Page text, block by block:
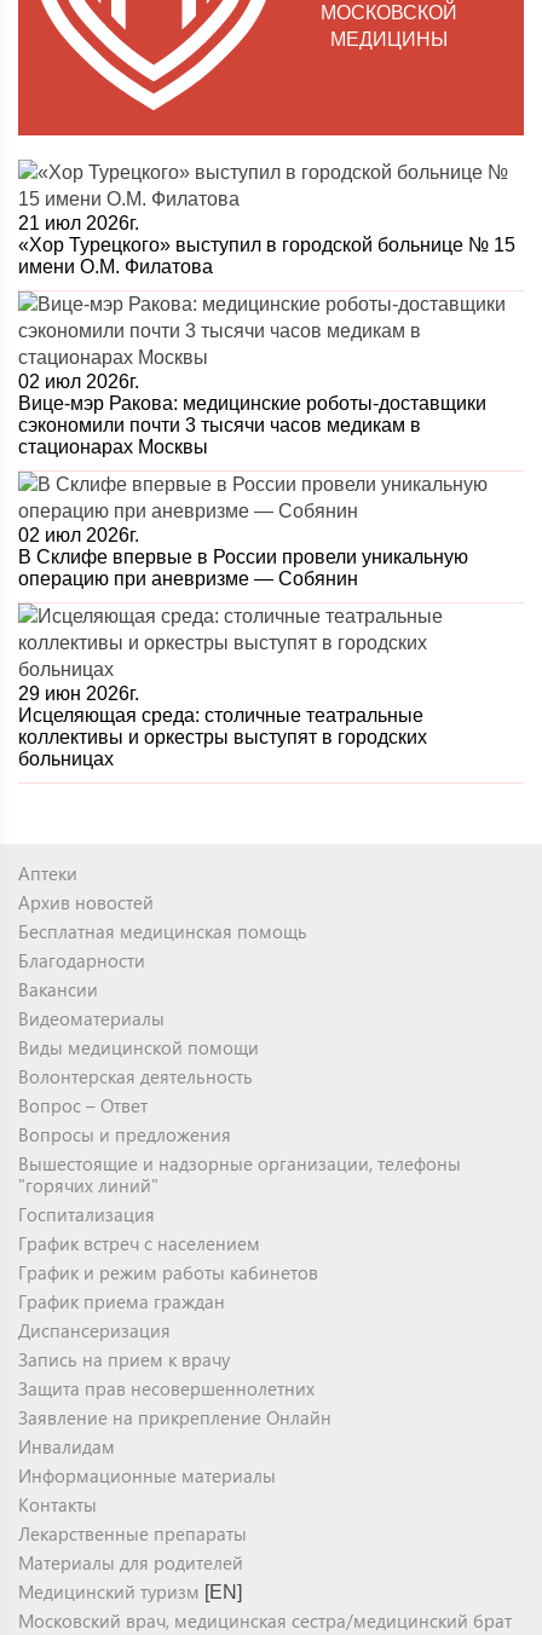
МОСКОВСКОЙ
МЕДИЦИНЫ
21 июл 2026г.
«Хор Турецкого» выступил в городской больнице № 15
имени О.М. Филатова
02 июл 2026г.
Вице-мэр Ракова: медицинские роботы-доставщики
сэкономили почти 3 тысячи часов медикам в
стационарах Москвы
02 июл 2026г.
В Склифе впервые в России провели уникальную
операцию при аневризме — Собянин
29 июн 2026г.
Исцеляющая среда: столичные театральные
коллективы и оркестры выступят в городских
больницах
Аптеки
Архив новостей
Бесплатная медицинская помощь
Благодарности
Вакансии
Видеоматериалы
Виды медицинской помощи
Волонтерская деятельность
Вопрос – Ответ
Вопросы и предложения
Вышестоящие и надзорные организации, телефоны
"горячих линий"
Госпитализация
График встреч с населением
График и режим работы кабинетов
График приема граждан
Диспансеризация
Запись на прием к врачу
Защита прав несовершеннолетних
Заявление на прикрепление Онлайн
Инвалидам
Информационные материалы
Контакты
Лекарственные препараты
Материалы для родителей
Медицинский туризм [EN]
Московский врач, медицинская сестра/медицинский брат